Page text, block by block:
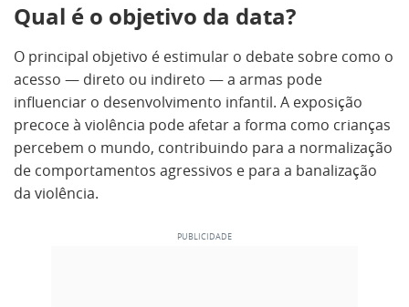
Qual é o objetivo da data?
O principal objetivo é estimular o debate sobre como o
acesso — direto ou indireto — a armas pode
influenciar o desenvolvimento infantil. A exposição
precoce à violência pode afetar a forma como crianças
percebem o mundo, contribuindo para a normalização
de comportamentos agressivos e para a banalização
da violência.